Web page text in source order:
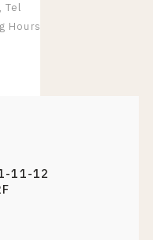
Tel
Hours
1-11-12